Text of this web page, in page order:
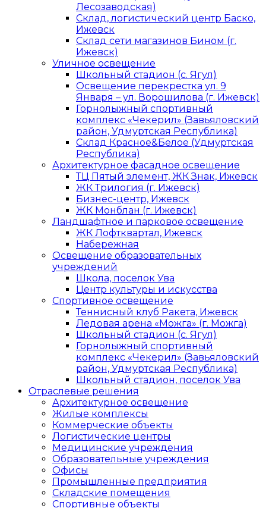
Лесозаводская)
Склад, логистический центр Баско,
Ижевск
Склад сети магазинов Бином (г.
Ижевск)
Уличное освещение
Школьный стадион (с. Ягул)
Освещение перекрестка ул. 9
Января – ул. Ворошилова (г. Ижевск)
Горнолыжный спортивный
комплекс «Чекерил» (Завьяловский
район, Удмуртская Республика)
Склад Красное&Белое (Удмуртская
Республика)
Архитектурное фасадное освещение
ТЦ Пятый элемент, ЖК Знак, Ижевск
ЖК Трилогия (г. Ижевск)
Бизнес-центр, Ижевск
ЖК Монблан (г. Ижевск)
Ландшафтное и парковое освещение
ЖК Лофтквартал, Ижевск
Набережная
Освещение образовательных
учреждений
Школа, поселок Ува
Центр культуры и искусства
Спортивное освещение
Теннисный клуб Ракета, Ижевск
Ледовая арена «Можга» (г. Можга)
Школьный стадион (с. Ягул)
Горнолыжный спортивный
комплекс «Чекерил» (Завьяловский
район, Удмуртская Республика)
Школьный стадион, поселок Ува
Отраслевые решения
Архитектурное освещение
Жилые комплексы
Коммерческие объекты
Логистические центры
Медицинские учреждения
Образовательные учреждения
Офисы
Промышленные предприятия
Складские помещения
Спортивные объекты